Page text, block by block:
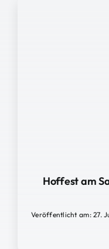
Hoffest am
Veröffentlicht am: 27.